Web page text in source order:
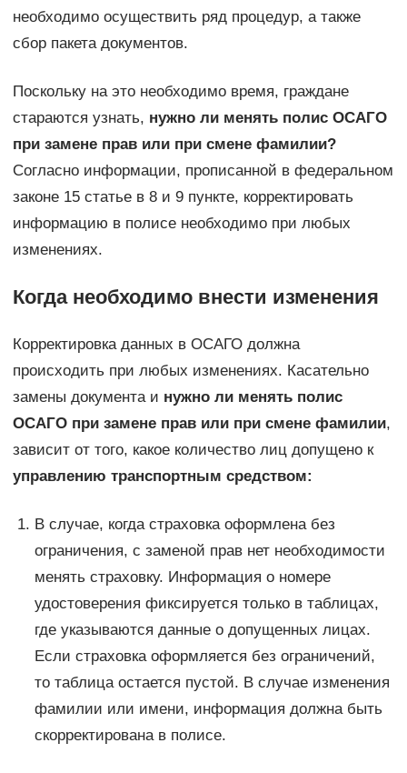
необходимо осуществить ряд процедур, а также
сбор пакета документов.
Поскольку на это необходимо время, граждане
стараются узнать, нужно ли менять полис ОСАГО
при замене прав или при смене фамилии?
Согласно информации, прописанной в федеральном
законе 15 статье в 8 и 9 пункте, корректировать
информацию в полисе необходимо при любых
изменениях.
Когда необходимо внести изменения
Корректировка данных в ОСАГО должна
происходить при любых изменениях. Касательно
замены документа и нужно ли менять полис
ОСАГО при замене прав или при смене фамилии,
зависит от того, какое количество лиц допущено к
управлению транспортным средством:
В случае, когда страховка оформлена без
ограничения, с заменой прав нет необходимости
менять страховку. Информация о номере
удостоверения фиксируется только в таблицах,
где указываются данные о допущенных лицах.
Если страховка оформляется без ограничений,
то таблица остается пустой. В случае изменения
фамилии или имени, информация должна быть
скорректирована в полисе.